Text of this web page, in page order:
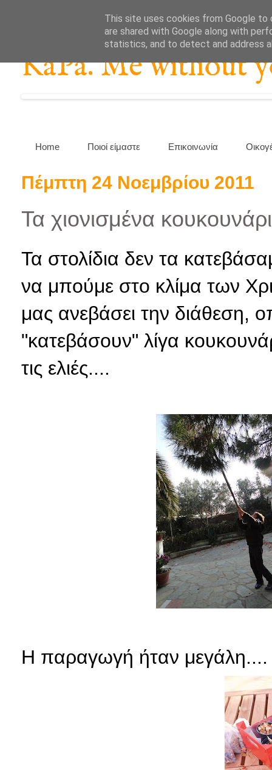
KaPa. Me without
Home Ποιοί είμαστε Επικοινωνία
Πέμπτη 24 Νοεμβρίου 2011
Τα χιονισμένα
Τα στολίδια δεν τα
να μπούμε στο κλίμα των
μας ανεβάσει την διάθεση,
"κατεβάσουν" λίγα
τις ελιές....
Η παραγωγή ήταν μεγάλη....
This site uses cookies from Google to
are shared with Google along with
statistics, and to detect and address